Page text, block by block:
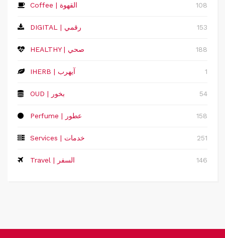
Coffee | القهوة 108
DIGITAL | رقمي 153
HEALTHY | صحي 188
IHERB | آيهرب 1
OUD | بخور 54
Perfume | عطور 158
Services | خدمات 251
Travel | السفر 146